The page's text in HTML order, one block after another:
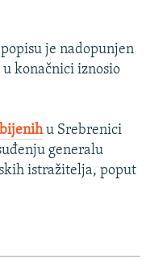
je nadopunjen
konačnici iznosio
u Srebrenici
generalu
istražitelja, poput